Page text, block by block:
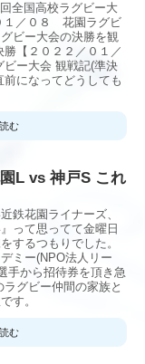
全国高校ラグビー大
１／０８ 花園ラグビ
ビー大会の決勝を観
【２０２２／０１／
ビー大会 観戦記(準決
になってどうしても
む
L vs 神戸S これ
鉄花園ライナーズ、
って思ってて金曜日
するつもりでした。
ミー(NPO法人​リー
手から招待券を頂き急
グビー仲間の家族と
す。
む